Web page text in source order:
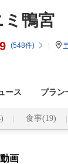
鴨宮
(548件)
ース プラン
食事(19)
画